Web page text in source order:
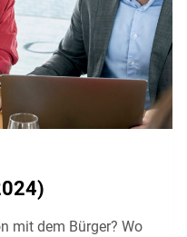
mit dem Bürger? Wo